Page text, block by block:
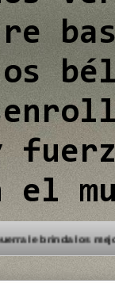
el
Detectives de